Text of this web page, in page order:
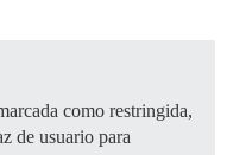
como restringida,
de usuario para